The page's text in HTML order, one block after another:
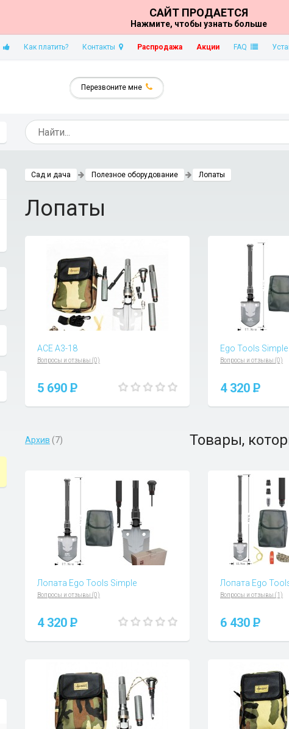
САЙТ ПРОДАЕТСЯ
Нажмите, чтобы узнать больше
Как платить? Контакты Распродажа Акции FAQ
Перезвоните мне
Сад и дача Полезное оборудование Лопаты
Лопаты
ACE A3-18
Вопросы и отзывы (0)
5 690 P
Ego Tools Simple
Вопросы и отзывы (0)
4 320 P
Архив (7) Товары,
Лопата Ego Tools Simple
Вопросы и отзывы (0)
4 320 P
Лопата Ego
Вопросы и отзывы (1)
6 430 P